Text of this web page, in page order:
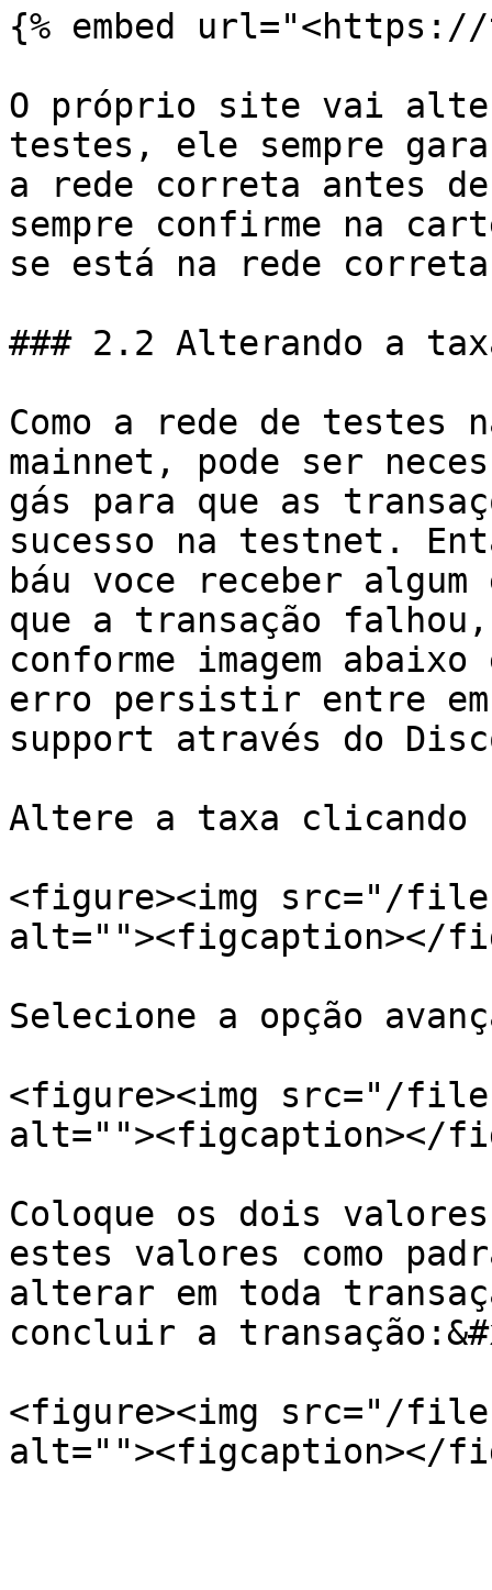
{% embed
O próprio site vai
testes, ele sempre
a rede correta antes
sempre confirme na
se está na rede
### 2.2 Alterando a
Como a rede de testes
mainnet, pode ser
gás para que as
sucesso na testnet.
báu voce receber algum
que a transação
conforme imagem
erro persistir entre em
support através do
Altere a taxa clicando
<figure><img src="/files/
alt=""><figcaption></
Selecione a opção
<figure><img src="/files/
alt=""><figcaption></
Coloque os dois
estes valores como
alterar em toda
concluir a
<figure><img src="/